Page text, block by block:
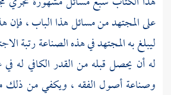
على المجتهد من مسائل هذا الباب ، فإن
ليبلغ به المجتهد في هذه الصناعة رتبة
له أن يحصل قبله من القدر الكافي له
وصناعة أصول الفقه ، ويكفي من ذلك